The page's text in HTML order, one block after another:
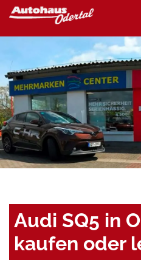
Audi SQ5 in
kaufen oder